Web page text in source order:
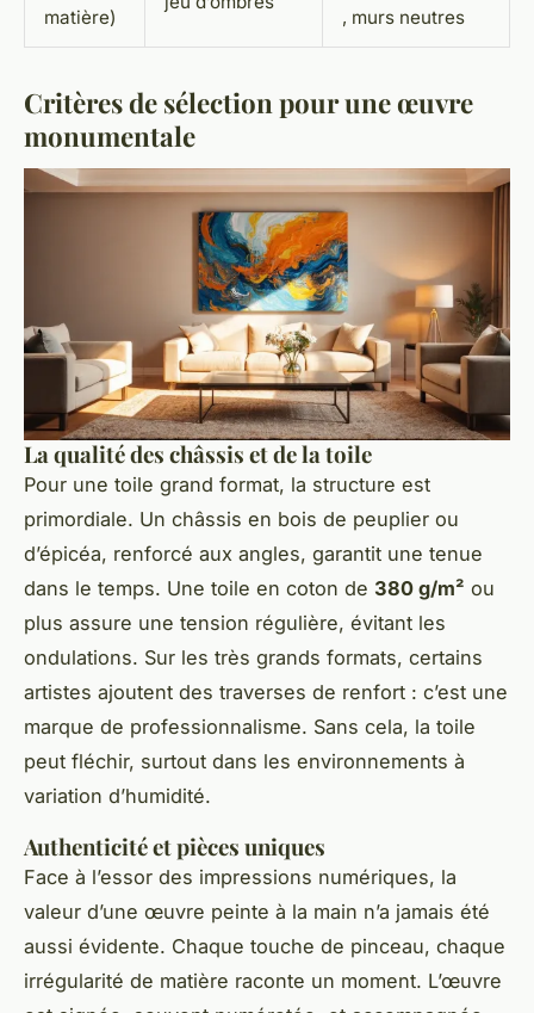
matière) , murs neutres
Critères de sélection pour une œuvre
monumentale
La qualité des châssis et de la toile
Pour une toile grand format, la structure est
primordiale. Un châssis en bois de peuplier ou
d’épicéa, renforcé aux angles, garantit une tenue
dans le temps. Une toile en coton de 380 g/m² ou
plus assure une tension régulière, évitant les
ondulations. Sur les très grands formats, certains
artistes ajoutent des traverses de renfort : c’est une
marque de professionnalisme. Sans cela, la toile
peut fléchir, surtout dans les environnements à
variation d’humidité.
Authenticité et pièces uniques
Face à l’essor des impressions numériques, la
valeur d’une œuvre peinte à la main n’a jamais été
aussi évidente. Chaque touche de pinceau, chaque
irrégularité de matière raconte un moment. L’œuvre